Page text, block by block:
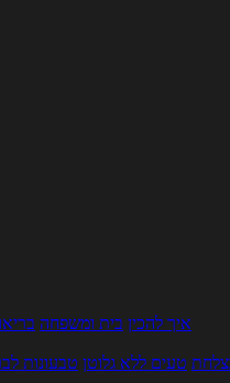
איך להכין בית ומשפחה
טעים ללא גלוטן טבעונות